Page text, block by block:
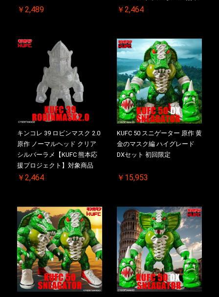
￥2,489
応援プロジェクト】対象商品
￥2,464
キンコレ 39 ロビンマスク 2.0
原作 ノーマルヘッド クリア
シルバーラメ【KUFC 熊本応
援プロジェクト】対象商品
￥2,464
KUFC 50 スニゲーター 原作 黄
金のマスク編 ハイグレード
DXセット 初回限定
￥15,953